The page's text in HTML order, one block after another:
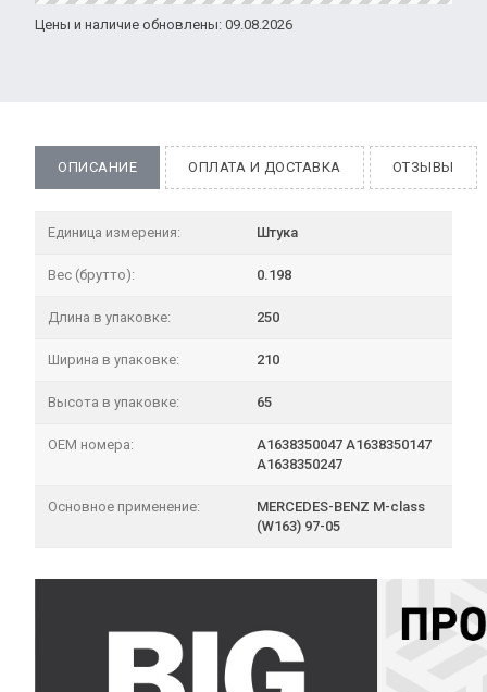
Цены и наличие обновлены: 09.08.2026
ОПИСАНИЕ ОПЛАТА И ДОСТАВКА ОТЗЫВЫ
Единица измерения: Штука
Вес (брутто): 0.198
Длина в упаковке: 250
Ширина в упаковке: 210
Высота в упаковке: 65
OEM номера:
A1638350047 A1638350147
A1638350247
Основное применение:
MERCEDES-BENZ M-class
(W163) 97-05